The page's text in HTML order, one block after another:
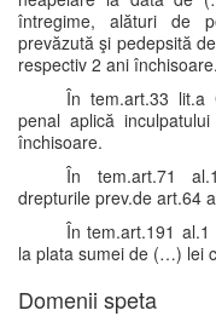
întregime, alături de
prevăzută şi pedepsită
respectiv 2 ani închisoare.
În tem.art.33 lit.a
penal aplică
închisoare.
În tem.art.71
drepturile prev.de art.64
În tem.art.191
la plata sumei de (…) lei
Domenii speta